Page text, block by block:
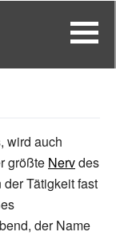
, wird auch
größte Nervdes
Tätigkeit fast
der Name